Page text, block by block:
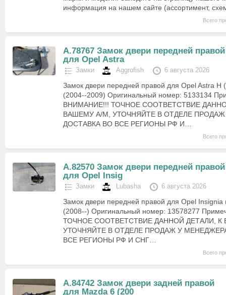
информация на нашем сайте (ассортимент,
Всего
А.78767 Замок двери передней правой
для Opel Astra
Замки Aggrofish 6 августа 2026
Замок двери передней правой для Opel Astra H
(2004--2009) Оригинальный номер: 5133134
ВНИМАНИЕ!!! ТОЧНОЕ СООТВЕТСТВИЕ
ВАШЕМУ А/М, УТОЧНЯЙТЕ В ОТДЕЛЕ
ДОСТАВКА ВО ВСЕ РЕГИОНЫ РФ И…
Всего
А.82570 Замок двери передней правой
для Opel Insig
Замки Lubasha 6 августа 2026
Замок двери передней правой для Opel
(2008--) Оригинальный номер: 13578277
ТОЧНОЕ СООТВЕТСТВИЕ ДАННОЙ ДЕТАЛИ, К
УТОЧНЯЙТЕ В ОТДЕЛЕ ПРОДАЖ У
ВСЕ РЕГИОНЫ РФ И СНГ…
Всего
А.84742 Замок двери задней правой
для Mazda 6 (200